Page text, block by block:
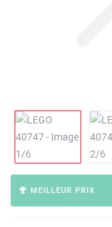
MEILLEUR PRIX